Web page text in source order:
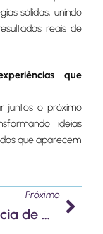
sólidas, unindo
reais de
que
juntos o próximo
ideias
que aparecem
Próximo
Experiência de marca: guia para criar ações que geram conexão real com o público